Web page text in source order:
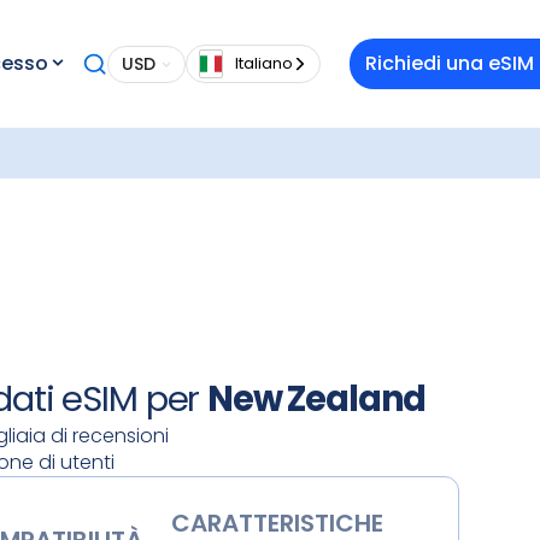
Una
il
USD Italiano Richiedi una
eSIM per New Zealand
di recensioni
di utenti
CARATTERISTICHE